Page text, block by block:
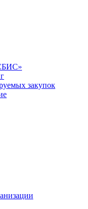
закупок